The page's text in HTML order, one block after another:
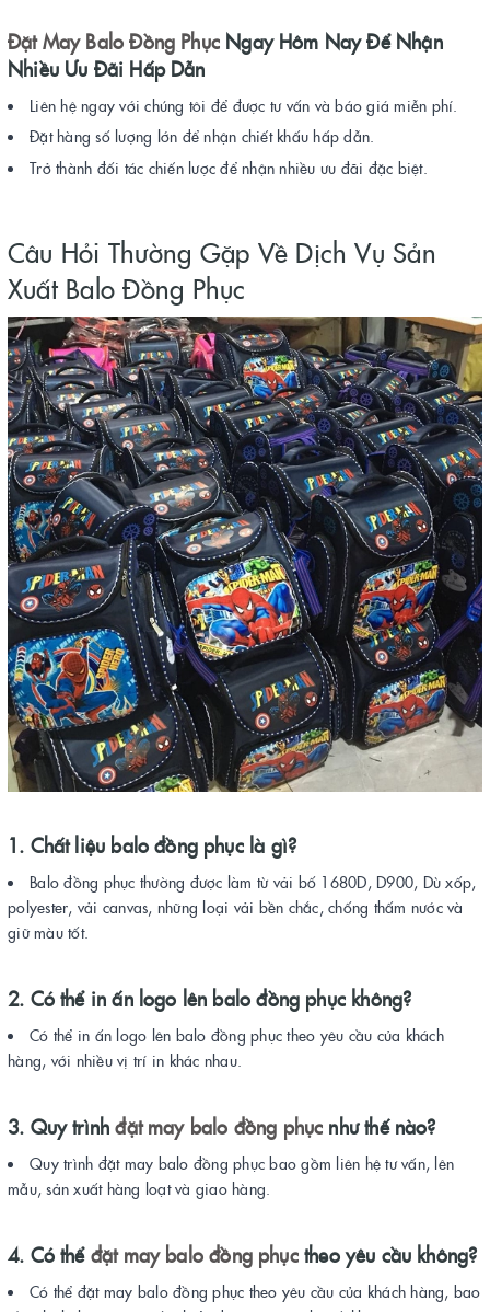
Đặt May Balo Đồng PhụcNgay Hôm Nay Để Nhận
Nhiều Ưu Đãi Hấp Dẫn
Liên hệ ngay với chúng tôi để được tư vấn và báo giá miễn phí.
Đặt hàng số lượng lớn để nhận chiết khấu hấp dẫn.
Trở thành đối tác chiến lược để nhận nhiều ưu đãi đặc biệt.
Câu Hỏi Thường Gặp Về Dịch Vụ Sản
Xuất Balo Đồng Phục
1. Chất liệu balo đồng phục là gì?
Balo đồng phục thường được làm từ vải bố 1680D, D900, Dù xốp,
polyester, vải canvas, những loại vải bền chắc, chống thấm nước và
giữ màu tốt.
2. Có thể in ấn logo lên balo đồng phục không?
Có thể in ấn logo lên balo đồng phục theo yêu cầu của khách
hàng, với nhiều vị trí in khác nhau.
3. Quy trìnhđặt may balo đồng phục như thế nào?
Quy trình đặt may balo đồng phục bao gồm liên hệ tư vấn, lên
mẫu, sản xuất hàng loạt và giao hàng.
4. Có thể đặt may balo đồng phụctheo yêu cầu không?
Có thể đặt may balo đồng phục theo yêu cầu của khách hàng, bao